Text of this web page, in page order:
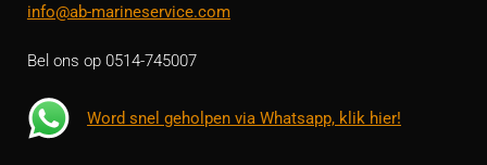
info@ab-marineservice.com
Bel ons op 0514-745007
Word snel geholpen via Whatsapp, klik hier!